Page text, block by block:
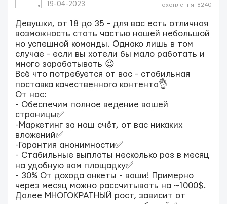
19-04-2023 охоплення: 8240
Девушки, от 18 до 35 - для вас есть отличная
возможность стать частью нашей небольшой
но успешной команды. Однако лишь в том
случае - если вы хотели бы мало работать и
много зарабатывать 😉
Всё что потребуется от вас - стабильная
поставка качественного контента👌
От нас:
- Обеспечим полное ведение вашей
страницы✅
-Маркетинг за наш счёт, от вас никаких
вложений✅
-Гарантия анонимности✅
- Стабильные выплаты несколько раз в месяц
на удобную вам площадку✅
- 30% От дохода анкеты - ваши! Примерно
через месяц можно рассчитывать на ~1000$.
Далее МНОГОКРАТНЫЙ рост, зависит от